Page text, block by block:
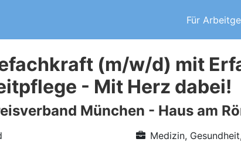
Für
(m/w/d) mit
- Mit Herz dabei!
München - Haus am
Medizin,